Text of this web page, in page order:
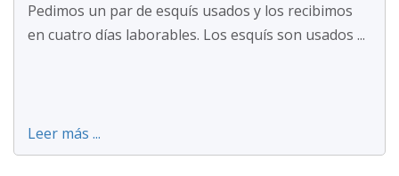
Pedimos un par de esquís usados y los recibimos
en cuatro días laborables. Los esquís son usados ...
Leer más ...